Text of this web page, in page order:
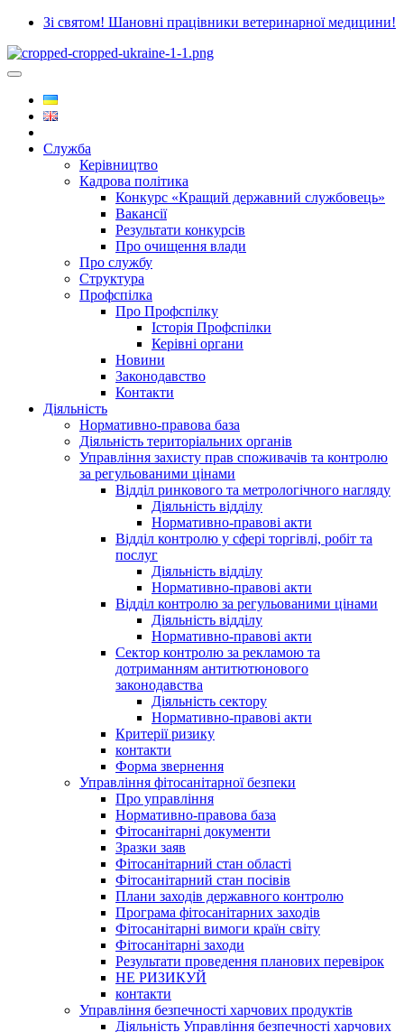
Зі святом! Шановні працівники ветеринарної медицини!
Служба
Керівництво
Кадрова політика
Конкурс «Кращий державний службовець»
Вакансії
Результати конкурсів
Про очищення влади
Про службу
Структура
Профспілка
Про Профспілку
Історія Профспілки
Керівні органи
Новини
Законодавство
Контакти
Діяльність
Нормативно-правова база
Діяльність територіальних органів
Управління захисту прав споживачів та контролю
за регульованими цінами
Відділ ринкового та метрологічного нагляду
Діяльність відділу
Нормативно-правові акти
Відділ контролю у сфері торгівлі, робіт та
послуг
Діяльність відділу
Нормативно-правові акти
Відділ контролю за регульованими цінами
Діяльність відділу
Нормативно-правові акти
Сектор контролю за рекламою та
дотриманням антитютюнового
законодавства
Діяльність сектору
Нормативно-правові акти
Критерії ризику
контакти
Форма звернення
Управління фітосанітарної безпеки
Про управління
Нормативно-правова база
Фітосанітарні документи
Зразки заяв
Фітосанітарний стан області
Фітосанітарний стан посівів
Плани заходів державного контролю
Програма фітосанітарних заходів
Фітосанітарні вимоги країн світу
Фітосанітарні заходи
Результати проведення планових перевірок
НЕ РИЗИКУЙ
контакти
Управління безпечності харчових продуктів
Діяльність Управління безпечності харчових